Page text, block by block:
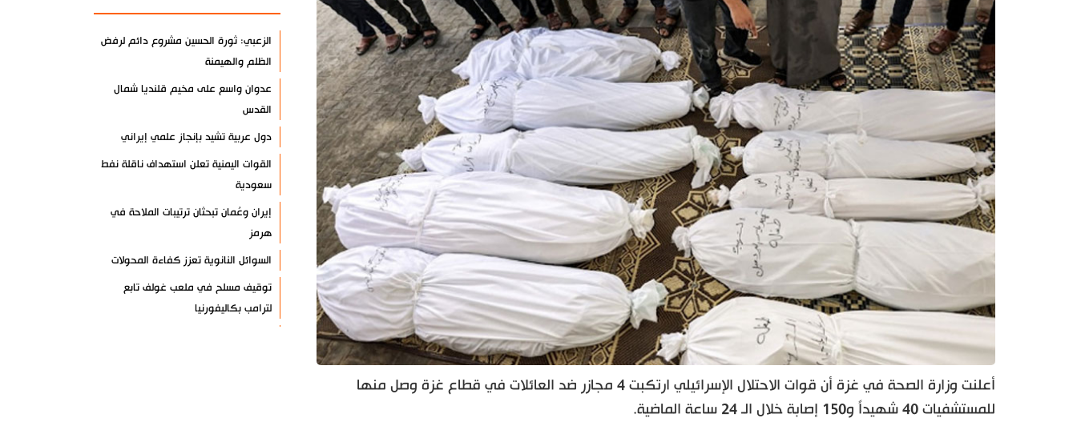
أعلنت وزارة الصحة في غزة أن قوات الاحتلال الإسرائيلي ارتكبت 4 مجازر ضد العائلات في قطاع غزة وصل منها
للمستشفيات 40 شهيداً و150 إصابة خلال الـ 24 ساعة الماضية.
الزعبي: ثورة الحسين مشروع دائم لرفض
الظلم والهيمنة
عدوان واسع على مخيم قلنديا شمال
القدس
دول عربية تشيد بإنجاز علمي إيراني
القوات اليمنية تعلن استهداف ناقلة نفط
سعودية
إيران وعُمان تبحثان ترتيبات الملاحة في
هرمز
السوائل النانوية تعزز كفاءة المحولات
توقيف مسلح في ملعب غولف تابع
لترامب بكاليفورنيا